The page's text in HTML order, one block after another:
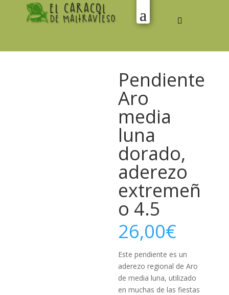
Pendiente
Aro
media
luna
dorado,
aderezo
extremeñ
o 4.5
26,00€
Este pendiente es un
aderezo regional de Aro
de media luna, utilizado
en muchas de las fiestas